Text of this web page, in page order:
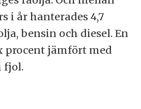
i år hanterades 4,7
bensin och diesel. En
procent jämfört med
fjol.